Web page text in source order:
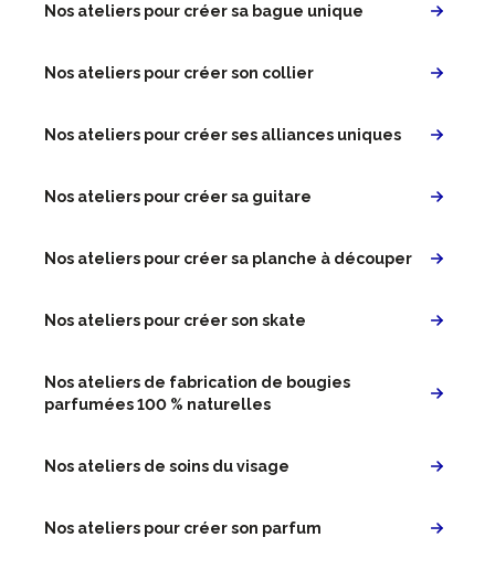
Nos ateliers pour créer sa bague unique
Nos ateliers pour créer son collier
Nos ateliers pour créer ses alliances uniques
Nos ateliers pour créer sa guitare
Nos ateliers pour créer sa planche à découper
Nos ateliers pour créer son skate
Nos ateliers de fabrication de bougies
parfumées 100 % naturelles
Nos ateliers de soins du visage
Nos ateliers pour créer son parfum